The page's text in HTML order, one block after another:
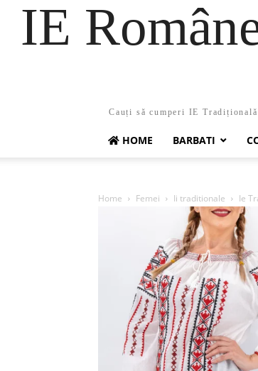
IE
Cauți să cumperi IE
HOME BARBATI
Home Femei Ii traditionale Ie